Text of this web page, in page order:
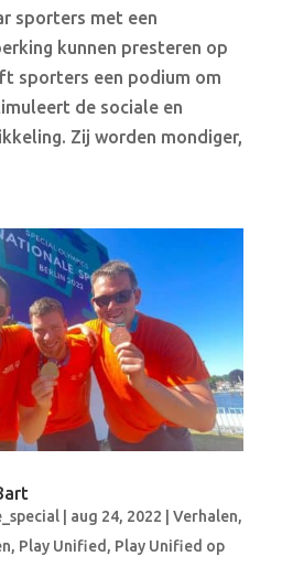
sporters met een
kunnen presteren op
sporters een podium om
de sociale en
Zij worden mondiger,
| aug 24, 2022 Verhalen,
, Play Unified , Play Unified op